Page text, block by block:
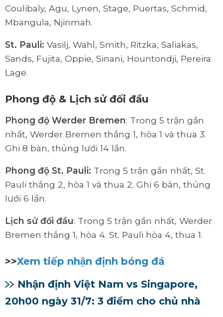
Coulibaly, Agu, Lynen, Stage, Puertas, Schmid,
Mbangula, Njinmah.
St. Pauli: Vasilj, Wahl, Smith, Ritzka, Saliakas,
Sands, Fujita, Oppie, Sinani, Hountondji, Pereira
Lage.
Phong độ & Lịch sử đối đầu
Phong độ Werder Bremen: Trong 5 trận gần
nhất, Werder Bremen thắng 1, hòa 1 và thua 3.
Ghi 8 bàn, thủng lưới 14 lần.
Phong độ St. Pauli: Trong 5 trận gần nhất, St.
Pauli thắng 2, hòa 1 và thua 2. Ghi 6 bàn, thủng
lưới 6 lần.
Lịch sử đối đầu: Trong 5 trận gần nhất, Werder
Bremen thắng 1, hòa 4. St. Pauli hòa 4, thua 1.
>>Xem tiếp nhận định bóng đá
Nhận định Việt Nam vs Singapore,
20h00 ngày 31/7: 3 điểm cho chủ nhà